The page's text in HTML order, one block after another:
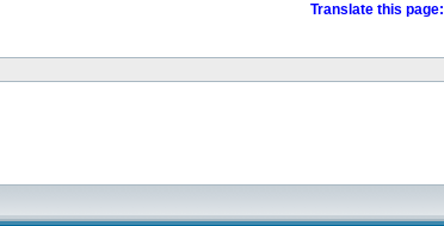
Translate this page: